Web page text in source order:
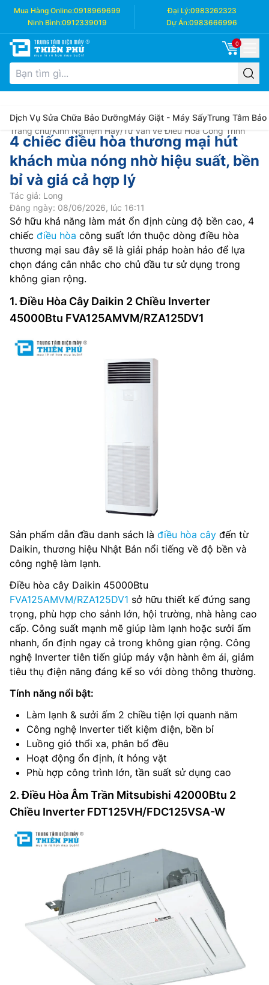
Mua Hàng Online:0918969699 Đại Lý:0983262323
Ninh Bình:0912339019 Dự Án:0983666996
0
Dịch Vụ Sửa Chữa Bảo DưỡngMáy Giặt - Máy SấyTrung Tâm Bảo
Trang chủ/Kinh Nghiệm Hay/Tư vấn về Điều Hòa Công Trình
4 chiếc điều hòa thương mại hút
khách mùa nóng nhờ hiệu suất, bền
bỉ và giá cả hợp lý
Tác giả: Long
Đăng ngày: 08/06/2026, lúc 16:11
Sở hữu khả năng làm mát ổn định cùng độ bền cao, 4
chiếc điều hòa công suất lớn thuộc dòng điều hòa
thương mại sau đây sẽ là giải pháp hoàn hảo để lựa
chọn đáng cân nhắc cho chủ đầu tư sử dụng trong
không gian rộng.
1. Điều Hòa Cây Daikin 2 Chiều Inverter
45000Btu FVA125AMVM/RZA125DV1
Sản phẩm dẫn đầu danh sách là điều hòa cây đến từ
Daikin, thương hiệu Nhật Bản nổi tiếng về độ bền và
công nghệ làm lạnh.
Điều hòa cây Daikin 45000Btu
FVA125AMVM/RZA125DV1 sở hữu thiết kế đứng sang
trọng, phù hợp cho sảnh lớn, hội trường, nhà hàng cao
cấp. Công suất mạnh mẽ giúp làm lạnh hoặc sưởi ấm
nhanh, ổn định ngay cả trong không gian rộng. Công
nghệ Inverter tiên tiến giúp máy vận hành êm ái, giảm
tiêu thụ điện năng đáng kể so với dòng thông thường.
Tính năng nổi bật:
Làm lạnh & sưởi ấm 2 chiều tiện lợi quanh năm
Công nghệ Inverter tiết kiệm điện, bền bỉ
Luồng gió thổi xa, phân bổ đều
Hoạt động ổn định, ít hỏng vặt
Phù hợp công trình lớn, tần suất sử dụng cao
2. Điều Hòa Âm Trần Mitsubishi 42000Btu 2
Chiều Inverter FDT125VH/FDC125VSA-W